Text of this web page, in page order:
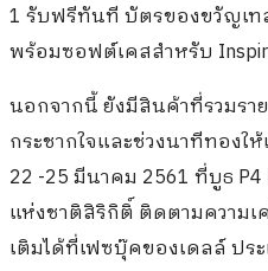
1 รับฟรีทันที บัตรของขวัญเท
พร้อมซอฟต์เคสสำหรับ
นอกจากนี้ ยังมีสินค้าที่รวมรา
กระชากใจและช่วงนาทีทองใ
22 -25 มีนาคม 2561 ที่บูธ
แห่งชาติสิริกิติ์ ติดตามความเ
เติมได้ที่เฟซบุ๊คของเดลล์ ปร